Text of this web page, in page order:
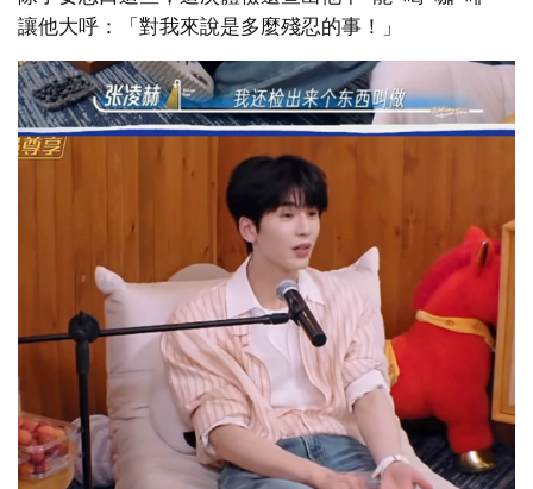
讓他大呼：「對我來說是多麼殘忍的事！」